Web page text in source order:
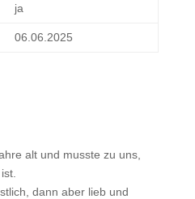
ja
06.06.2025
alt und musste zu uns,
dann aber lieb und